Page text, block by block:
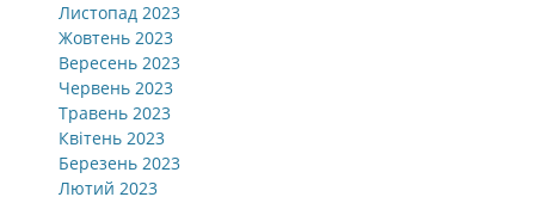
Листопад 2023
Жовтень 2023
Вересень 2023
Червень 2023
Травень 2023
Квітень 2023
Березень 2023
Лютий 2023